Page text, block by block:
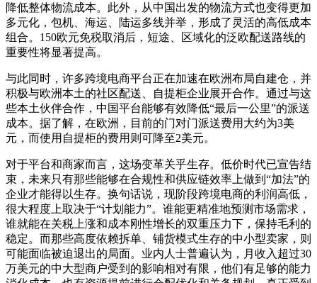
降低整体物流成本。此外，从中国出发的物流方式也变得更加
多元化，包机、海运、陆运多线并举，形成了灵活的高低成本
组合。150欧元免税取消后，短途、区域化的泛欧配送路线的
重要性将显著提高。
与此同时，许多跨境电商平台正在加速在欧洲布局自建仓，并
积极与欧洲本土的社区配送、自提柜企业展开合作。通过与这
些本土伙伴合作，中国平台能够有效降低“最后一公里”的派送
成本。据了解，在欧洲，目前的门对门派送费用大约为3美
元，而使用自提柜的费用则可降至2美元。
对于平台和商家而言，这场变革关乎生存。低价时代已宣告结
束，未来只有那些能够在合规性和供应链效率上做到“加法”的
企业才能得以生存。换句话说，现阶段跨境电商的利润高低，
很大程度上取决于“计划能力”。谁能更精准地预测市场需求，
谁就能在关税上涨和成本刚性增长的双重压力下，保持毛利的
稳定。而那些高度依赖拆单、铺货模式生存的中小型卖家，则
可能面临被迫退出的局面。业内人士普遍认为，月收入超过30
万美元的中大型商户受到的影响相对有限，他们有足够的能力